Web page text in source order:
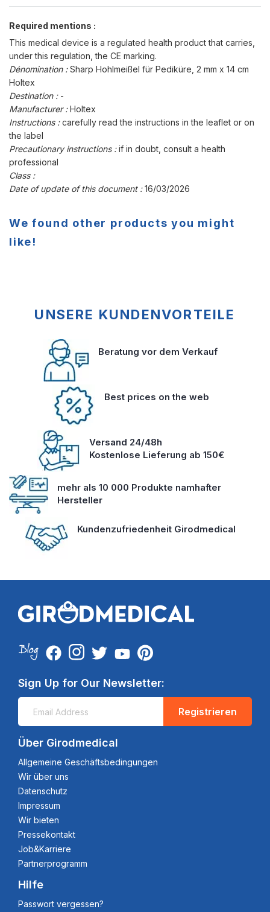
Required mentions :
This medical device is a regulated health product that carries,
under this regulation, the CE marking.
Dénomination :Sharp Hohlmeißel für Pediküre, 2 mm x 14 cm
Holtex
Destination : -
Manufacturer :Holtex
Instructions :carefully read the instructions in the leaflet or on
the label
Precautionary instructions :if in doubt, consult a health
professional
Class :
Date of update of this document :16/03/2026
We found other products you might
like!
UNSERE KUNDENVORTEILE
Beratung vor dem Verkauf
Best prices on the web
Versand 24/48h
Kostenlose Lieferung ab 150€
mehr als 10 000 Produkte namhafter
Hersteller
Kundenzufriedenheit Girodmedical
Sign Up for Our Newsletter:
Registrieren
Über Girodmedical
Allgemeine Geschäftsbedingungen
Wir über uns
Datenschutz
Impressum
Wir bieten
Pressekontakt
Job&Karriere
Partnerprogramm
Hilfe
Passwort vergessen?